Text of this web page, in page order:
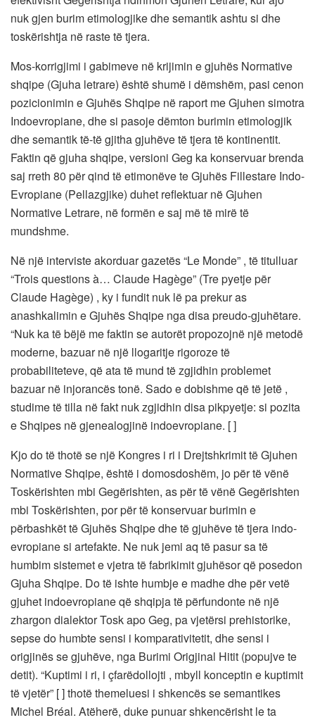
nuk gjen burim etimologjike dhe semantik ashtu si dhe
toskërishtja në raste të tjera.
Mos-korrigjimi i gabimeve në krijimin e gjuhës Normative
shqipe (Gjuha letrare) është shumë i dëmshëm, pasi cenon
pozicionimin e Gjuhës Shqipe në raport me Gjuhen simotra
Indoevropiane, dhe si pasoje dëmton burimin etimologjik
dhe semantik të-të gjitha gjuhëve të tjera të kontinentit.
Faktin që gjuha shqipe, versioni Geg ka konservuar brenda
saj rreth 80 për qind të etimonëve te Gjuhës Fillestare Indo-
Evropiane (Pellazgjike) duhet reflektuar në Gjuhen
Normative Letrare, në formën e saj më të mirë të
mundshme.
Në një interviste akorduar gazetës “Le Monde” , të titulluar
“Trois questions à… Claude Hagège” (Tre pyetje për
Claude Hagège) , ky i fundit nuk lë pa prekur as
anashkalimin e Gjuhës Shqipe nga disa preudo-gjuhëtare.
“Nuk ka të bëjë me faktin se autorët propozojnë një metodë
moderne, bazuar në një llogaritje rigoroze të
probabiliteteve, që ata të mund të zgjidhin problemet
bazuar në injorancës tonë. Sado e dobishme që të jetë ,
studime të tilla në fakt nuk zgjidhin disa pikpyetje: si pozita
e Shqipes në gjenealogjinë indoevropiane. [ ]
Kjo do të thotë se një Kongres i ri i Drejtshkrimit të Gjuhen
Normative Shqipe, është i domosdoshëm, jo për të vënë
Toskërishten mbi Gegërishten, as për të vënë Gegërishten
mbi Toskërishten, por për të konservuar burimin e
përbashkët të Gjuhës Shqipe dhe të gjuhëve të tjera indo-
evropiane si artefakte. Ne nuk jemi aq të pasur sa të
humbim sistemet e vjetra të fabrikimit gjuhësor që posedon
Gjuha Shqipe. Do të ishte humbje e madhe dhe për vetë
gjuhet indoevropiane që shqipja të përfundonte në një
zhargon dialektor Tosk apo Geg, pa vjetërsi prehistorike,
sepse do humbte sensi i komparativitetit, dhe sensi i
origjinës se gjuhëve, nga Burimi Origjinal Hitit (popujve te
detit). “Kuptimi i ri, i çfarëdollojti , mbyll konceptin e kuptimit
të vjetër” [ ] thotë themeluesi i shkencës se semantikes
Michel Bréal. Atëherë, duke punuar shkencërisht le ta